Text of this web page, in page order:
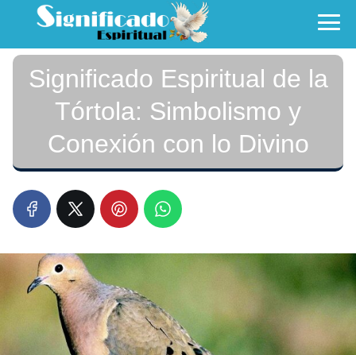
Significado Espiritual de la
Tórtola: Simbolismo y
Conexión con lo Divino